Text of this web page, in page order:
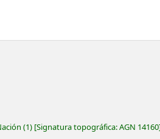
(1) Signatura topográfica:AGN 14160